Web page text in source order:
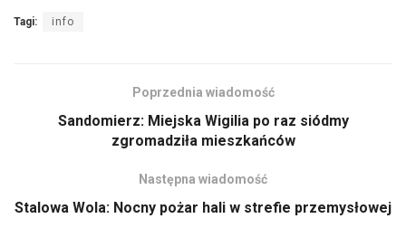
Tagi: info
Poprzednia wiadomość
Sandomierz: Miejska Wigilia po raz siódmy
zgromadziła mieszkańców
Następna wiadomość
Stalowa Wola: Nocny pożar hali w strefie przemysłowej